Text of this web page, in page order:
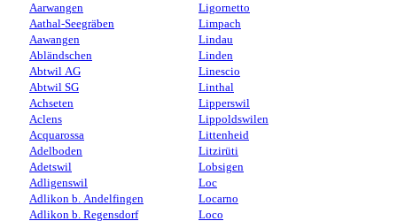
Aarwangen
Aathal-Seegräben
Aawangen
Abländschen
Abtwil AG
Abtwil SG
Achseten
Aclens
Acquarossa
Adelboden
Adetswil
Adligenswil
Adlikon b. Andelfingen
Adlikon b. Regensdorf
Ligornetto
Limpach
Lindau
Linden
Linescio
Linthal
Lipperswil
Lippoldswilen
Littenheid
Litzirüti
Lobsigen
Loc
Locarno
Loco